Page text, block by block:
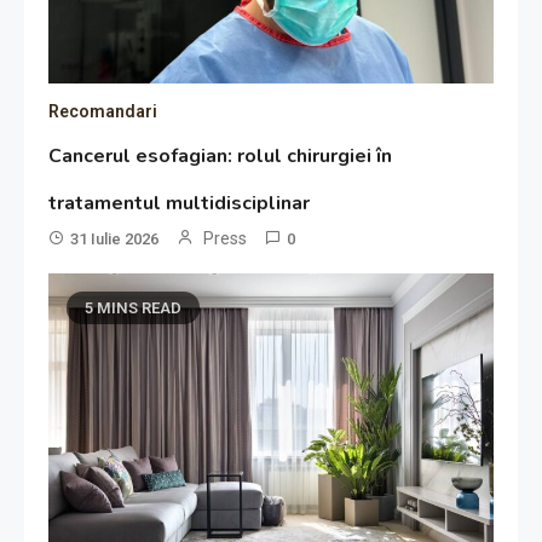
Recomandari
Cancerul esofagian: rolul chirurgiei în
tratamentul multidisciplinar
31 Iulie 2026 Press 0
5 MINS READ